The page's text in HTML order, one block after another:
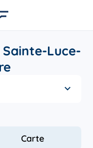
Sainte-Luce-
Carte